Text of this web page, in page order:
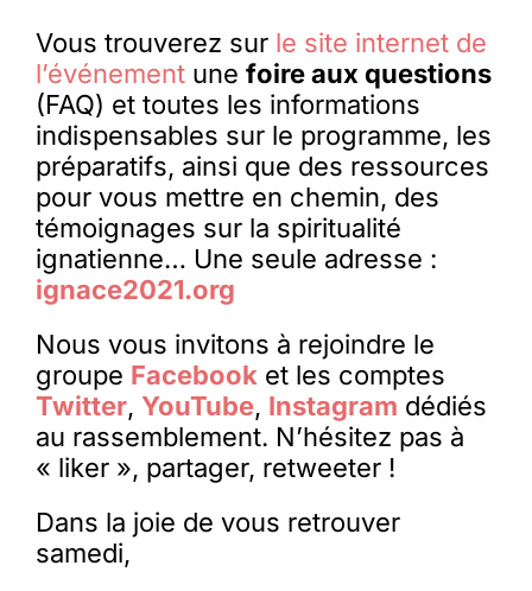
Vous trouverez sur le site internet de
l’événementune foire aux questions
(FAQ) et toutes les informations
indispensables sur le programme, les
préparatifs, ainsi que des ressources
pour vous mettre en chemin, des
témoignages sur la spiritualité
ignatienne… Une seule adresse :
ignace2021.org
Nous vous invitons à rejoindre le
groupe Facebook et les comptes
Twitter, YouTube, Instagram dédiés
au rassemblement. N’hésitez pas à
« liker », partager, retweeter !
Dans la joie de vous retrouver
samedi,